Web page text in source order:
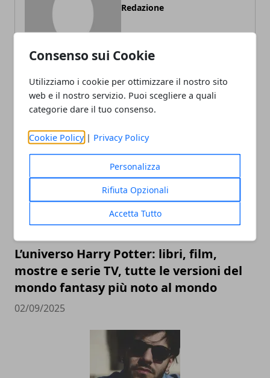
Consenso sui Cookie
Utilizziamo i cookie per ottimizzare il nostro sito
web e il nostro servizio. Puoi scegliere a quali
categorie dare il tuo consenso.
Cookie Policy | Privacy Policy
Personalizza
Rifiuta Opzionali
Accetta Tutto
Redazione
L’universo Harry Potter: libri, film,
mostre e serie TV, tutte le versioni del
mondo fantasy più noto al mondo
02/09/2025